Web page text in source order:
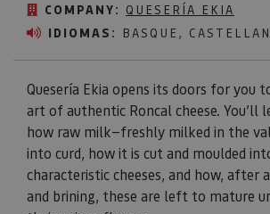
COMPANY: QUESERÍA EKIA
IDIOMAS: BASQUE,
Quesería Ekia opens its doors for you
art of authentic Roncal cheese. You’ll
how raw milk—freshly milked in the
into curd, how it is cut and moulded
characteristic cheeses, and how, after
and brining, these are left to mature